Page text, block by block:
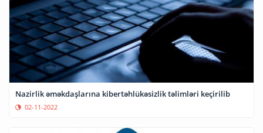
Nazirlik əməkdaşlarına kibertəhlükəsizlik təlimləri keçirilib
02-11-2022